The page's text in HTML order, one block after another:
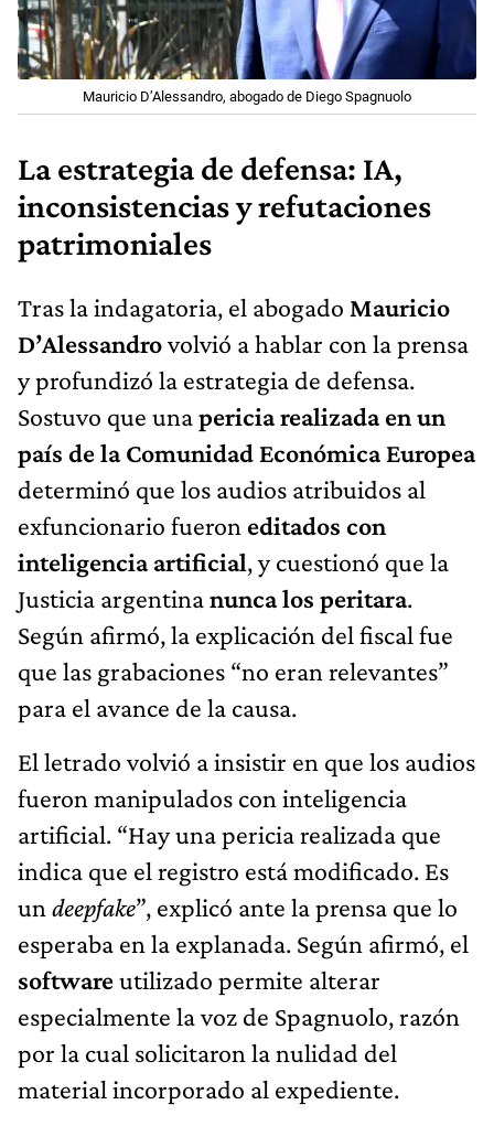
Mauricio D’Alessandro, abogado de Diego Spagnuolo
La estrategia de defensa: IA,
inconsistencias y refutaciones
patrimoniales
Tras la indagatoria, el abogado Mauricio
D’Alessandrovolvió a hablar con la prensa
y profundizó la estrategia de defensa.
Sostuvo que unapericia realizada en un
país de la Comunidad Económica Europea
determinó que los audios atribuidos al
exfuncionario fueron editados con
inteligencia artificial, y cuestionó que la
Justicia argentinanunca los peritara.
Según afirmó, la explicación del fiscal fue
que las grabaciones “no eran relevantes”
para el avance de la causa.
El letrado volvió a insistir en que los audios
fueron manipulados con inteligencia
artificial. “Hay una pericia realizada que
indica que el registro está modificado. Es
un deepfake”, explicó ante la prensa que lo
esperaba en la explanada. Según afirmó, el
softwareutilizado permite alterar
especialmente la voz de Spagnuolo, razón
por la cual solicitaron la nulidad del
material incorporado al expediente.